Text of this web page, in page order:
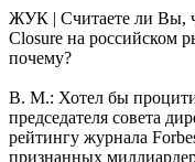
ЖУК | Считаете ли Вы,
Closure на российском
почему?
В. М.: Хотел бы
председателя совета
рейтингу журнала
признанных